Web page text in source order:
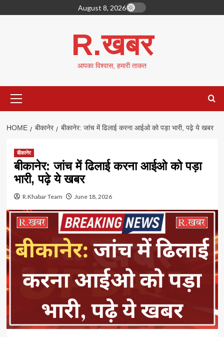
to
August 8, 2026
R.खबर
आपका विश्वास, हमारी ताकत
Menu
HOME बीकानेर बीकानेर: जांच में ढिलाई करना आईओ को पड़ा भारी, पढ़े ये खबर
बीकानेर
बीकानेर: जांच में ढिलाई करना आईओ को पड़ा
भारी, पढ़े ये खबर
R.Khabar Team June 18, 2026